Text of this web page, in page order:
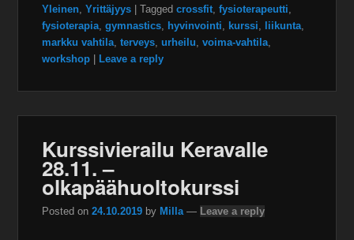
Yleinen,Yrittäjyys |Tagged crossfit,fysioterapeutti,
fysioterapia,gymnastics, hyvinvointi, kurssi, liikunta,
markku vahtila,terveys,urheilu,voima-vahtila,
workshop
Leave a reply
Kurssivierailu Keravalle
28.11. –
olkapäähuoltokurssi
Posted on24.10.2019 by Milla — Leave a reply